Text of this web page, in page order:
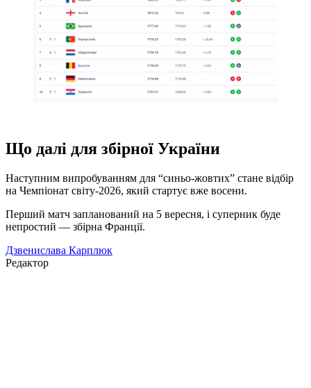
Що далі для збірної України
Наступним випробуванням для “синьо-жовтих” стане відбір
на Чемпіонат світу-2026, який стартує вже восени.
Перший матч запланований на 5 вересня, і суперник буде
непростий — збірна Франції.
Дзвенислава Карплюк
Редактор